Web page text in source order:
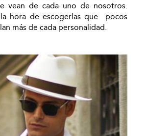
vean de cada uno de nosotros.
la hora de escogerlas que pocos
más de cada personalidad.